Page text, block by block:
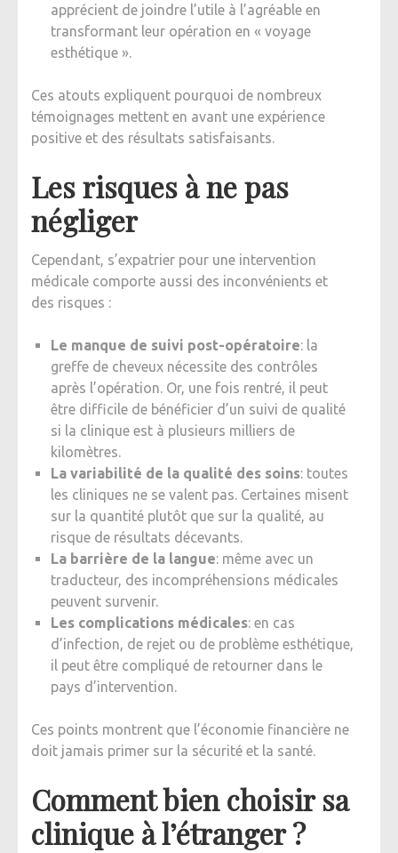
apprécient de joindre l’utile à l’agréable en
transformant leur opération en « voyage
esthétique ».
Ces atouts expliquent pourquoi de nombreux
témoignages mettent en avant une expérience
positive et des résultats satisfaisants.
Les risques à ne pas
négliger
Cependant, s’expatrier pour une intervention
médicale comporte aussi des inconvénients et
des risques :
Le manque de suivi post-opératoire: la
greffe de cheveux nécessite des contrôles
après l’opération. Or, une fois rentré, il peut
être difficile de bénéficier d’un suivi de qualité
si la clinique est à plusieurs milliers de
kilomètres.
La variabilité de la qualité des soins: toutes
les cliniques ne se valent pas. Certaines misent
sur la quantité plutôt que sur la qualité, au
risque de résultats décevants.
La barrière de la langue: même avec un
traducteur, des incompréhensions médicales
peuvent survenir.
Les complications médicales: en cas
d’infection, de rejet ou de problème esthétique,
il peut être compliqué de retourner dans le
pays d’intervention.
Ces points montrent que l’économie financière ne
doit jamais primer sur la sécurité et la santé.
Comment bien choisir sa
clinique à l’étranger ?